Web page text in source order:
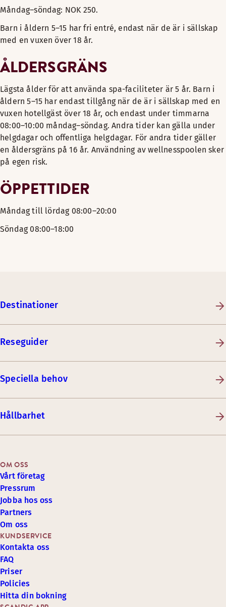
Måndag–söndag: NOK 250.
Barn i åldern 5–15 har fri entré, endast när de är i sällskap
med en vuxen över 18 år.
ÅLDERSGRÄNS
Lägsta ålder för att använda spa-faciliteter är 5 år. Barn i
åldern 5–15 har endast tillgång när de är i sällskap med en
vuxen hotellgäst över 18 år, och endast under timmarna
08:00–10:00 måndag–söndag. Andra tider kan gälla under
helgdagar och offentliga helgdagar. För andra tider gäller
en åldersgräns på 16 år. Användning av wellnesspoolen sker
på egen risk.
ÖPPETTIDER
Måndag till lördag 08:00–20:00
Söndag 08:00–18:00
Destinationer
Reseguider
Speciella behov
Hållbarhet
KUNDSERVICE
Kontakta oss
FAQ
Priser
Policies
Hitta din bokning
OM OSS
Vårt företag
Pressrum
Jobba hos oss
Partners
Om oss